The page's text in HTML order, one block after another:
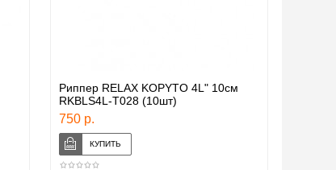
Риппер RELAX KOPYTO 4L" 10см
RKBLS4L-T028 (10шт)
750 р.